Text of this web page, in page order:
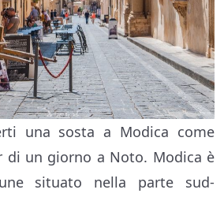
una sosta a Modica come
un giorno a Noto. Modica è
situato nella parte sud-